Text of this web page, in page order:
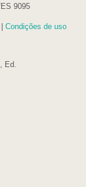
9095
Condições de uso
Ed.